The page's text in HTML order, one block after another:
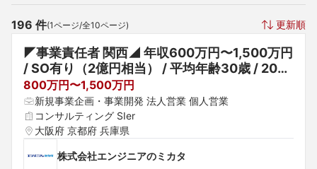
196 件(1ページ/全10ページ) 更新順
◤事業責任者 関西◢ 年収600万円〜1,500万円
/ SO有り（2億円相当） / 平均年齢30歳 / 20－
30代活躍中 / 積極採用中
800万円〜1,500万円
新規事業企画・事業開発 法人営業 個人営業
コンサルティング SIer
大阪府 京都府 兵庫県
株式会社エンジニアのミカタ